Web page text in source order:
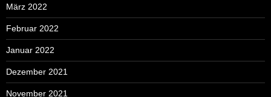
März 2022
Februar 2022
Januar 2022
Dezember 2021
November 2021